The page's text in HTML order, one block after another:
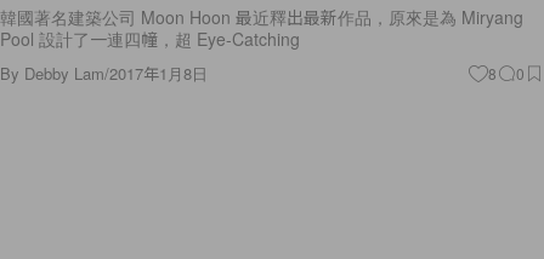
韓國著名建築公司 Moon Hoon 最近釋出最新作品，原來是為 Miryang
Pool 設計了一連四幢，超 Eye-Catching
By Debby Lam/2017年1月8日 8 0